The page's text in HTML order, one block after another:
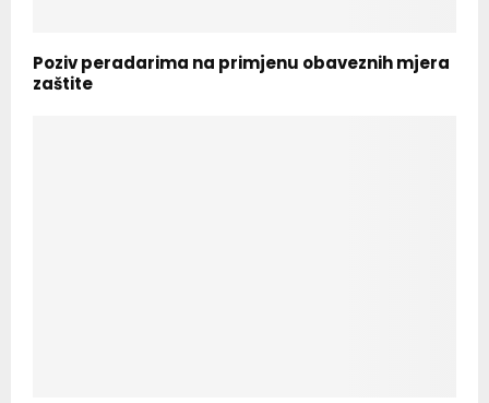
Poziv peradarima na primjenu obaveznih mjera
zaštite